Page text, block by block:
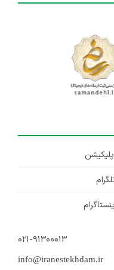
۰۲۱-۹۱۳۰۰۰۱۳
info@iranestekhdam.ir